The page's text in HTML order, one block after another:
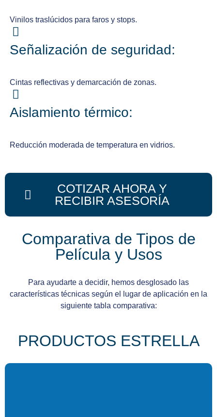
Vinilos traslúcidos para faros y stops.
Señalización de seguridad:
Cintas reflectivas y demarcación de zonas.
Aislamiento térmico:
Reducción moderada de temperatura en vidrios.
COTIZAR AHORA Y
RECIBIR ASESORÍA
Comparativa de Tipos de
Película y Usos
Para ayudarte a decidir, hemos desglosado las
características técnicas según el lugar de aplicación en la
siguiente tabla comparativa:
PRODUCTOS ESTRELLA